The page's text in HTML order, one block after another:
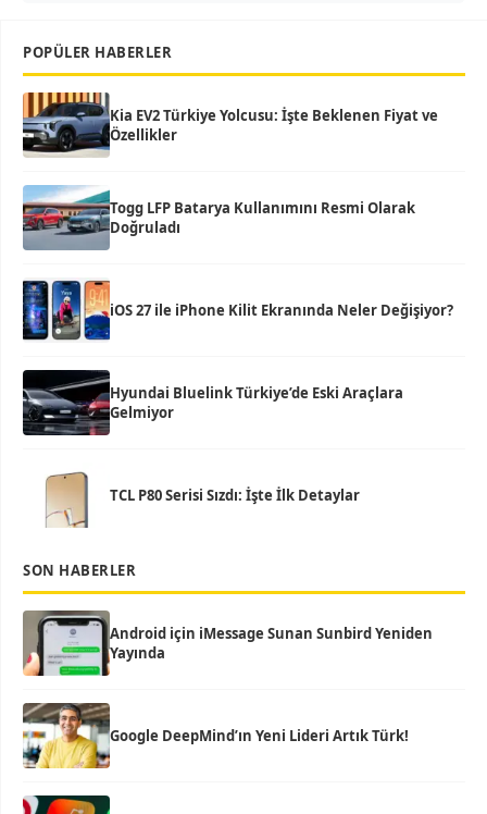
POPÜLER HABERLER
Kia EV2 Türkiye Yolcusu: İşte Beklenen Fiyat ve
Özellikler
Togg LFP Batarya Kullanımını Resmi Olarak
Doğruladı
iOS 27 ile iPhone Kilit Ekranında Neler Değişiyor?
Hyundai Bluelink Türkiye’de Eski Araçlara
Gelmiyor
TCL P80 Serisi Sızdı: İşte İlk Detaylar
SON HABERLER
Android için iMessage Sunan Sunbird Yeniden
Yayında
Google DeepMind’ın Yeni Lideri Artık Türk!